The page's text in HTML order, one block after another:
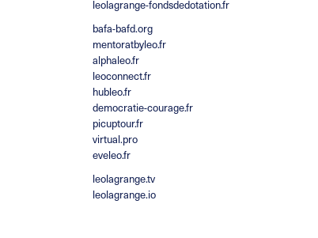
leolagrange-fondsdedotation.fr
bafa-bafd.org
mentoratbyleo.fr
alphaleo.fr
leoconnect.fr
hubleo.fr
democratie-courage.fr
picuptour.fr
virtual.pro
eveleo.fr
leolagrange.tv
leolagrange.io